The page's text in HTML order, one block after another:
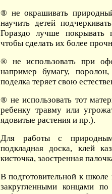
® не окрашивать
научить детей
Гораздо лучше покрывать
чтобы сделать их более
® не использовать при
например бумагу,
поделка теряет свою
® не использовать тот
ребенку травму или
ядовитые растения и пр.).
Для работы с природным
подкладная доска, клей
кисточка, заостренная
В подготовительной к
закругленными концами